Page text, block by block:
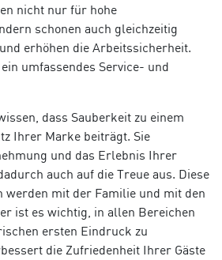
nicht nur für hohe
schonen auch gleichzeitig
erhöhen die Arbeitssicherheit.
umfassendes Service- und
dass Sauberkeit zu einem
Ihrer Marke beiträgt. Sie
und das Erlebnis Ihrer
auch auf die Treue aus. Diese
werden mit der Familie und mit den
ist es wichtig, in allen Bereichen
ersten Eindruck zu
die Zufriedenheit Ihrer Gäste